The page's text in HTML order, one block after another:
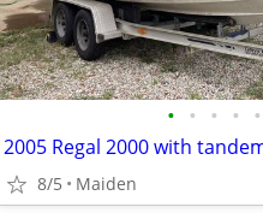
• • • • •
8/5 Maiden